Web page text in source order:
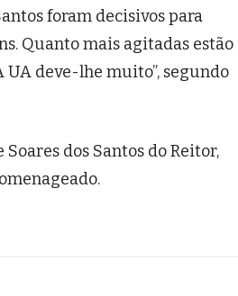
foram decisivos para
Quanto mais agitadas estão
deve-lhe muito”, segundo
dos Santos do Reitor,